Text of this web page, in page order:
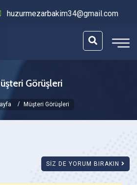
huzurmezarbakim34@gmail.com
Görüşleri
Müşteri Görüşleri
SİZ DE YORUM BIRAKIN